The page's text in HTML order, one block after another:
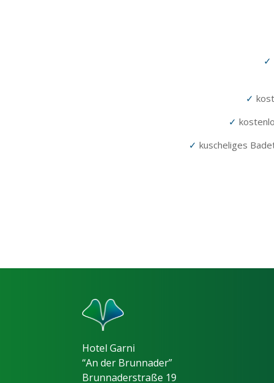
✓
✓
✓
✓ kuscheliges
Hotel Garni
“An der Brunnader”
Brunnaderstraße 19